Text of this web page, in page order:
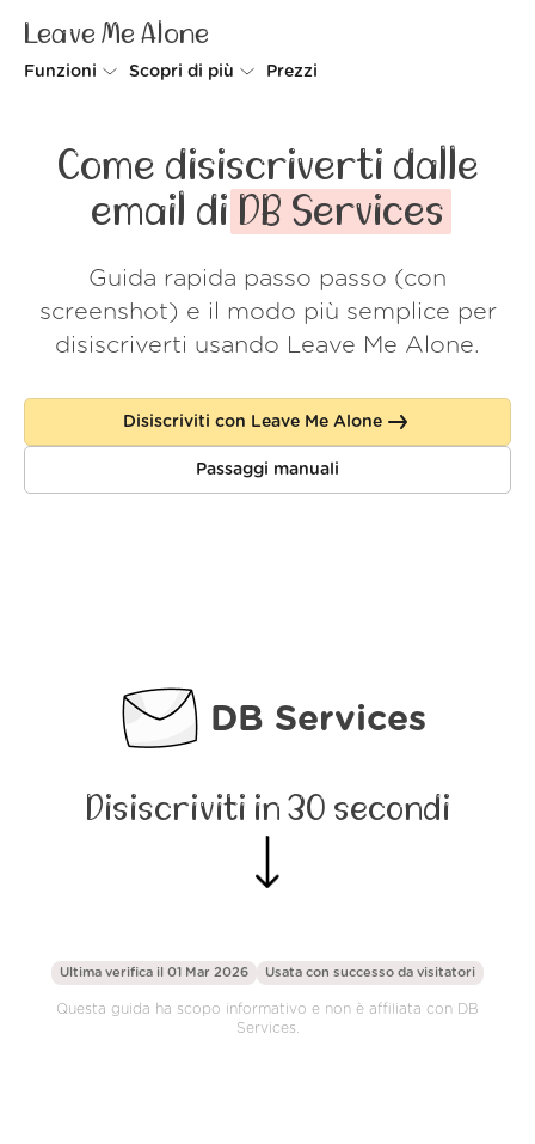
Leave Me Alone
Funzioni
Spam Blocker
Scopri di più
Come funziona
Sicurezza
Wall of Love
Accedi
Prezzi
Come disiscriverti dalle
email di DB Services
Guida rapida passo passo (con
screenshot) e il modo più semplice per
disiscriverti usando Leave Me Alone.
Disiscriviti con Leave Me Alone
Passaggi manuali
DB Services
Disiscriviti in 30 secondi
Ultima verifica il 01 Mar 2026 Usata con successo da visitatori
Questa guida ha scopo informativo e non è affiliata con DB
Services.